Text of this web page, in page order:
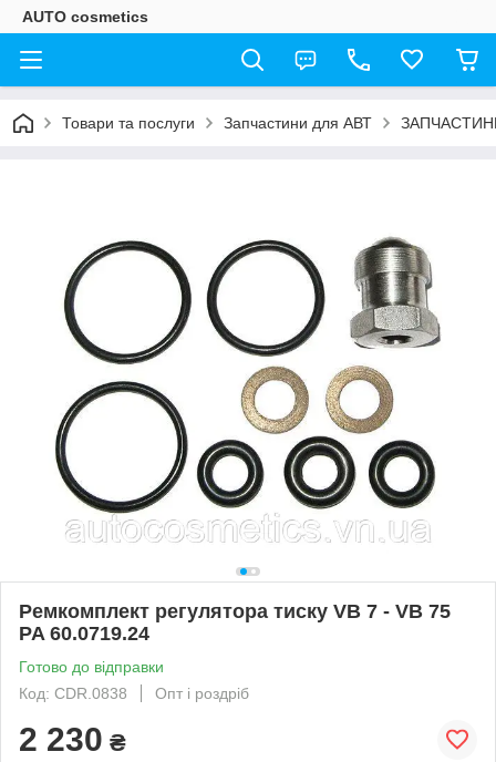
AUTO cosmetics
Товари та послуги Запчастини для АВТ
Ремкомплект регулятора тиску VB 7 - VB 75
PA 60.0719.24
Готово до відправки
Код: CDR.0838
Опт і роздріб
2 230 ₴